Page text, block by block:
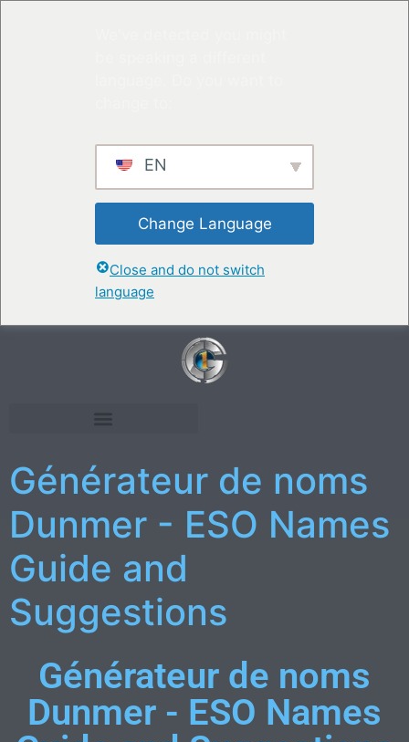
EN
Change Language
Close and do not switch
language
Générateur de noms
Dunmer - ESO Names
Guide and
Suggestions
Générateur de noms
Dunmer - ESO Names